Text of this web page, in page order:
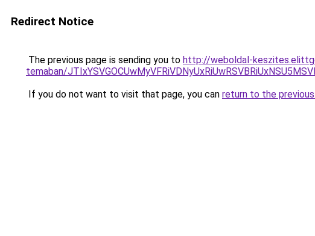
Redirect Notice
The previous page is sending you to http://weboldal-
temaban/
If you do not want to visit that page, you can return to the